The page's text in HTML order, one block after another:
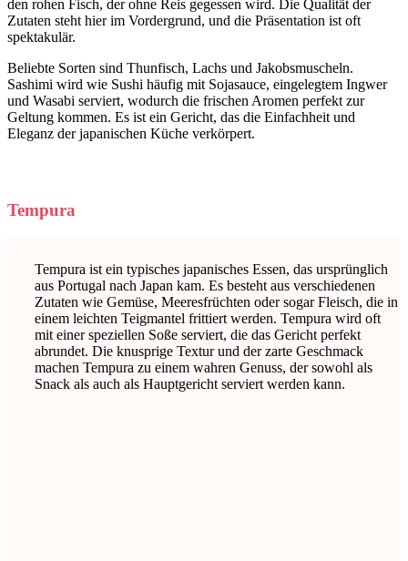
den rohen Fisch, der ohne Reis gegessen wird. Die Qualität der
Zutaten steht hier im Vordergrund, und die Präsentation ist oft
spektakulär.
Beliebte Sorten sind Thunfisch, Lachs und Jakobsmuscheln.
Sashimi wird wie Sushi häufig mit Sojasauce, eingelegtem Ingwer
und Wasabi serviert, wodurch die frischen Aromen perfekt zur
Geltung kommen. Es ist ein Gericht, das die Einfachheit und
Eleganz der japanischen Küche verkörpert.
Tempura
Tempura ist ein typisches japanisches Essen, das ursprünglich
aus Portugal nach Japan kam. Es besteht aus verschiedenen
Zutaten wie Gemüse, Meeresfrüchten oder sogar Fleisch, die in
einem leichten Teigmantel frittiert werden. Tempura wird oft
mit einer speziellen Soße serviert, die das Gericht perfekt
abrundet. Die knusprige Textur und der zarte Geschmack
machen Tempura zu einem wahren Genuss, der sowohl als
Snack als auch als Hauptgericht serviert werden kann.